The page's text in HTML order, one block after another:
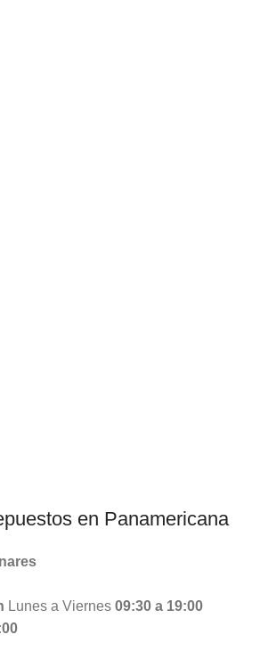
en Panamericana
Lunes a Viernes 09:30 a 19:00